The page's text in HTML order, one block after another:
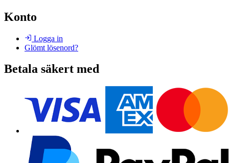
Konto
Logga in
Glömt lösenord?
Betala säkert med